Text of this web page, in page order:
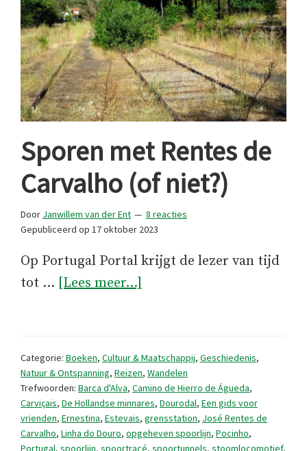
Sporen met Rentes de
Carvalho (of niet?)
Door Janwillem van der Ent
8 reacties
Gepubliceerd op 17 oktober 2023
Op Portugal Portal krijgt de lezer van tijd
tot … [Lees meer...]
Carvalho
(of
niet?)
Categorie: Boeken, Cultuur & Maatschappij, Geschiedenis,
Natuur & Ontspanning, Reizen, Wandelen
Trefwoorden: Barca d'Alva, Camino de Hierro de Águeda,
Carviçais, De Hollandse minnares, Dourodal, Een gids voor
vrienden, Ernestina, Estevais, grensstation, José Rentes de
Carvalho, Linha do Douro, opgeheven spoorlijn, Pocinho,
Portugal, spoorlijn, spoortracé, spoortunnels, stoomlocomotief,